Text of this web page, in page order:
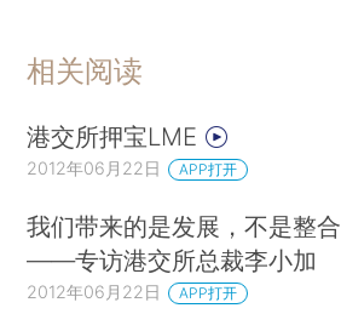
相关阅读
港交所押宝LME
2012年06月22日 APP打开
我们带来的是发展，不是整合
——专访港交所总裁李小加
2012年06月22日 APP打开